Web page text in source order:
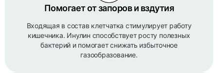
Помогает от запоров и вздутия
Входящая в состав клетчатка стимулирует работу
кишечника. Инулин способствует росту полезных
бактерий и помогает снижать избыточное
газообразование.